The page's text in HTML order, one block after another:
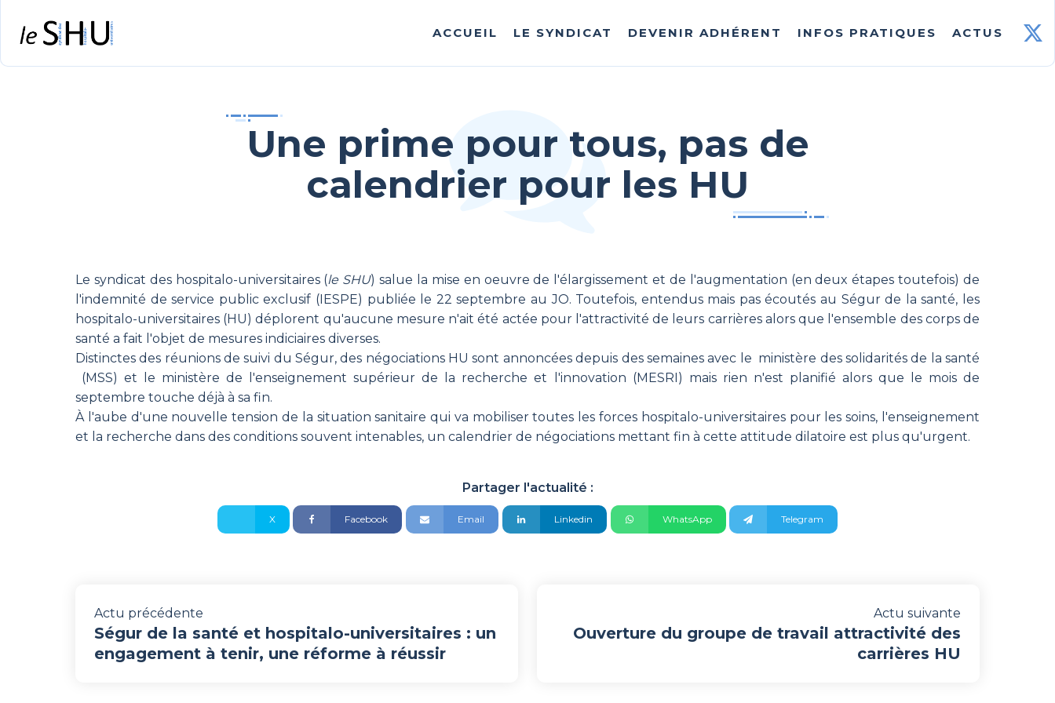
ACCUEIL LE SYNDICAT DEVENIR ADHÉRENT INFOS PRATIQUES ACTUS
Une prime pour tous, pas de
calendrier pour les HU
Le syndicat des hospitalo-universitaires (le SHU) salue la mise en oeuvre de l'élargissement et de l'augmentation (en deux étapes toutefois) de
l'indemnité de service public exclusif (IESPE) publiée le 22 septembre au JO. Toutefois, entendus mais pas écoutés au Ségur de la santé, les
hospitalo-universitaires (HU) déplorent qu'aucune mesure n'ait été actée pour l'attractivité de leurs carrières alors que l'ensemble des corps de
santé a fait l'objet de mesures indiciaires diverses.
Distinctes des réunions de suivi du Ségur, des négociations HU sont annoncées depuis des semaines avec le ministère des solidarités de la santé
(MSS) et le ministère de l'enseignement supérieur de la recherche et l'innovation (MESRI) mais rien n'est planifié alors que le mois de
septembre touche déjà à sa fin.
À l'aube d'une nouvelle tension de la situation sanitaire qui va mobiliser toutes les forces hospitalo-universitaires pour les soins, l'enseignement
et la recherche dans des conditions souvent intenables, un calendrier de négociations mettant fin à cette attitude dilatoire est plus qu'urgent.
Partager l'actualité :
X Facebook Email Linkedin WhatsApp Telegram
Actu précédente
Ségur de la santé et hospitalo-universitaires : un
engagement à tenir, une réforme à réussir
Actu suivante
Ouverture du groupe de travail attractivité des
carrières HU